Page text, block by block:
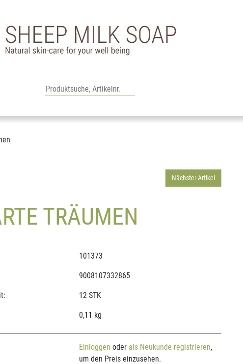
Nächster Artikel
TRÄUMEN
101373
9008107332865
12 STK
0,11 kg
Einloggen oder als Neukunde registrieren,
um den Preis einzusehen.